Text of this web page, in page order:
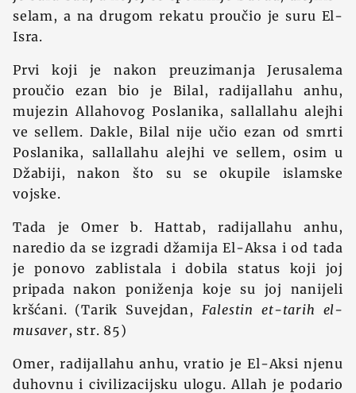
selam, a na drugom rekatu proučio je suru El-
Isra.
Prvi koji je nakon preuzimanja Jerusalema
proučio ezan bio je Bilal, radijallahu anhu,
mujezin Allahovog Poslanika, sallallahu alejhi
ve sellem. Dakle, Bilal nije učio ezan od smrti
Poslanika, sallallahu alejhi ve sellem, osim u
Džabiji, nakon što su se okupile islamske
vojske.
Tada je Omer b. Hattab, radijallahu anhu,
naredio da se izgradi džamija El-Aksa i od tada
je ponovo zablistala i dobila status koji joj
pripada nakon poniženja koje su joj nanijeli
kršćani. (Tarik Suvejdan, Falestin et-tarih el-
musaver, str. 85)
Omer, radijallahu anhu, vratio je El-Aksi njenu
duhovnu i civilizacijsku ulogu. Allah je podario